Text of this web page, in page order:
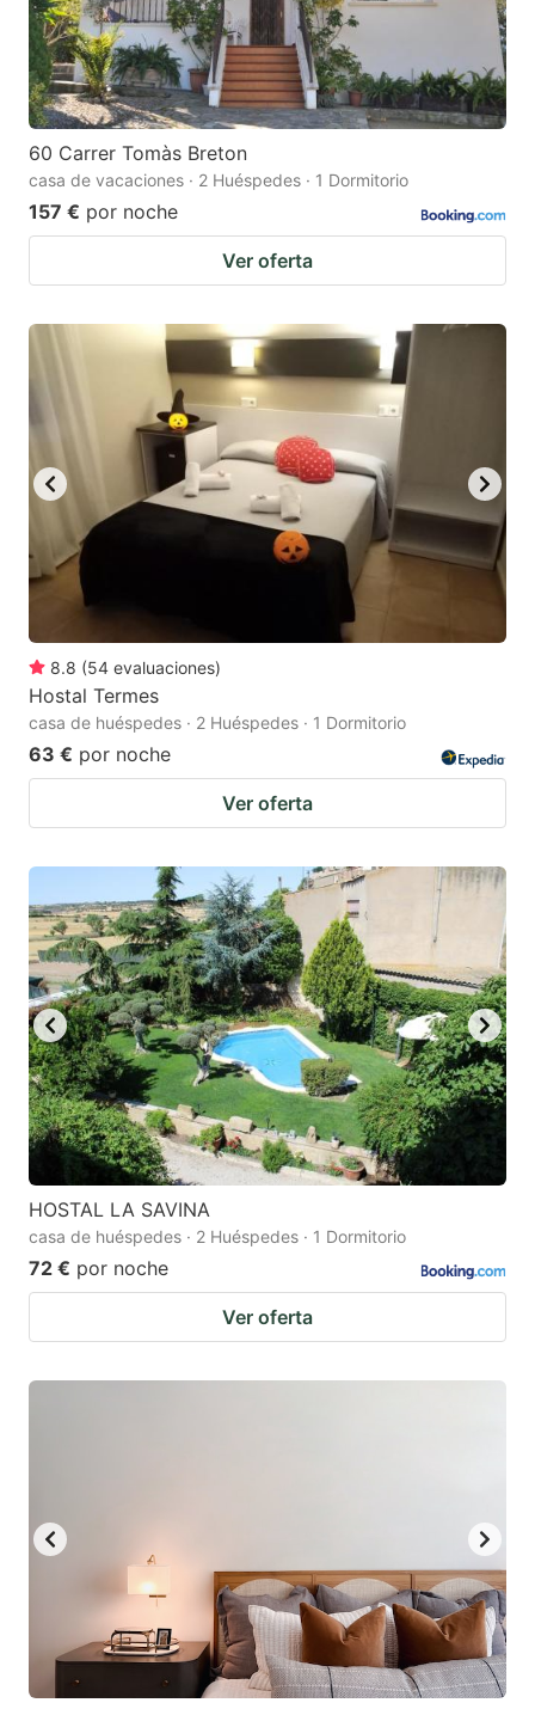
60 Carrer Tomàs Breton
casa de vacaciones · 2 Huéspedes · 1 Dormitorio
157 € por noche
Ver oferta
8.8 (54 evaluaciones)
Hostal Termes
casa de huéspedes · 2 Huéspedes · 1 Dormitorio
63 € por noche
Ver oferta
HOSTAL LA SAVINA
casa de huéspedes · 2 Huéspedes · 1 Dormitorio
72 € por noche
Ver oferta